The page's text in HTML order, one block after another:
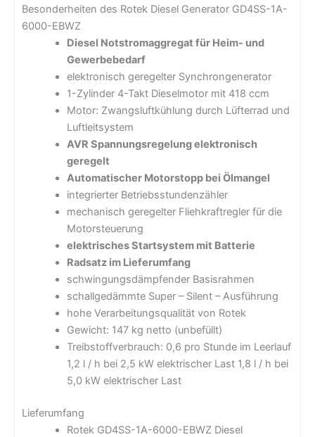
Besonderheiten des Rotek Diesel Generator GD4SS-1A-
6000-EBWZ
Diesel Notstromaggregat für Heim- und
Gewerbebedarf
elektronisch geregelter Synchrongenerator
1-Zylinder 4-Takt Dieselmotor mit 418 ccm
Motor: Zwangsluftkühlung durch Lüfterrad und
Luftleitsystem
AVR Spannungsregelung elektronisch
geregelt
Automatischer Motorstopp bei Ölmangel
integrierter Betriebsstundenzähler
mechanisch geregelter Fliehkraftregler für die
Motorsteuerung
elektrisches Startsystem mit Batterie
Radsatz im Lieferumfang
schwingungsdämpfender Basisrahmen
schallgedämmte Super – Silent – Ausführung
hohe Verarbeitungsqualität von Rotek
Gewicht: 147 kg netto (unbefüllt)
Treibstoffverbrauch: 0,6 pro Stunde im Leerlauf
1,2 l / h bei 2,5 kW elektrischer Last 1,8 l / h bei
5,0 kW elektrischer Last
Lieferumfang
Rotek GD4SS-1A-6000-EBWZ Diesel